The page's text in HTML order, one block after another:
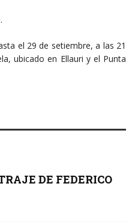
el 29 de setiembre, a las 21
ubicado en Ellauri y el Punta
DE FEDERICO